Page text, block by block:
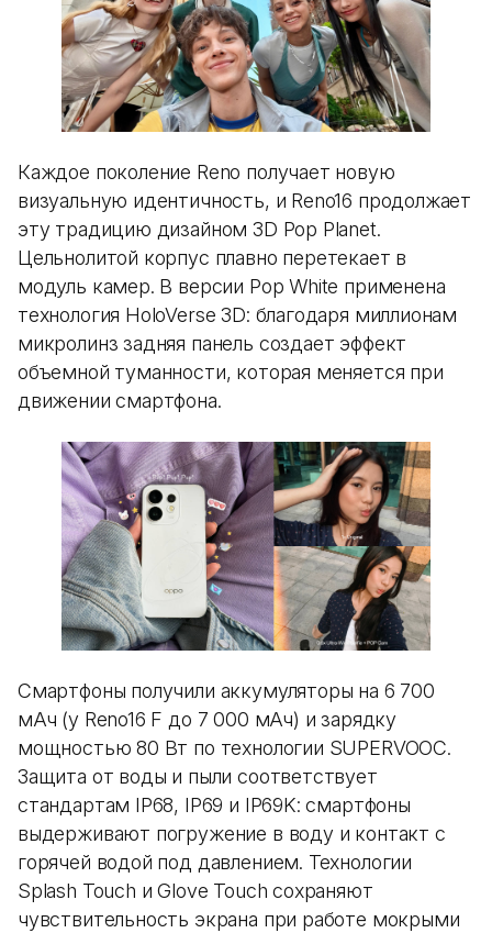
Каждое поколение Reno получает новую
визуальную идентичность, и Reno16 продолжает
эту традицию дизайном 3D Pop Planet.
Цельнолитой корпус плавно перетекает в
модуль камер. В версии Pop White применена
технология HoloVerse 3D: благодаря миллионам
микролинз задняя панель создает эффект
объемной туманности, которая меняется при
движении смартфона.
Смартфоны получили аккумуляторы на 6 700
мАч (у Reno16 F до 7 000 мАч) и зарядку
мощностью 80 Вт по технологии SUPERVOOC.
Защита от воды и пыли соответствует
стандартам IP68, IP69 и IP69K: смартфоны
выдерживают погружение в воду и контакт с
горячей водой под давлением. Технологии
Splash Touch и Glove Touch сохраняют
чувствительность экрана при работе мокрыми